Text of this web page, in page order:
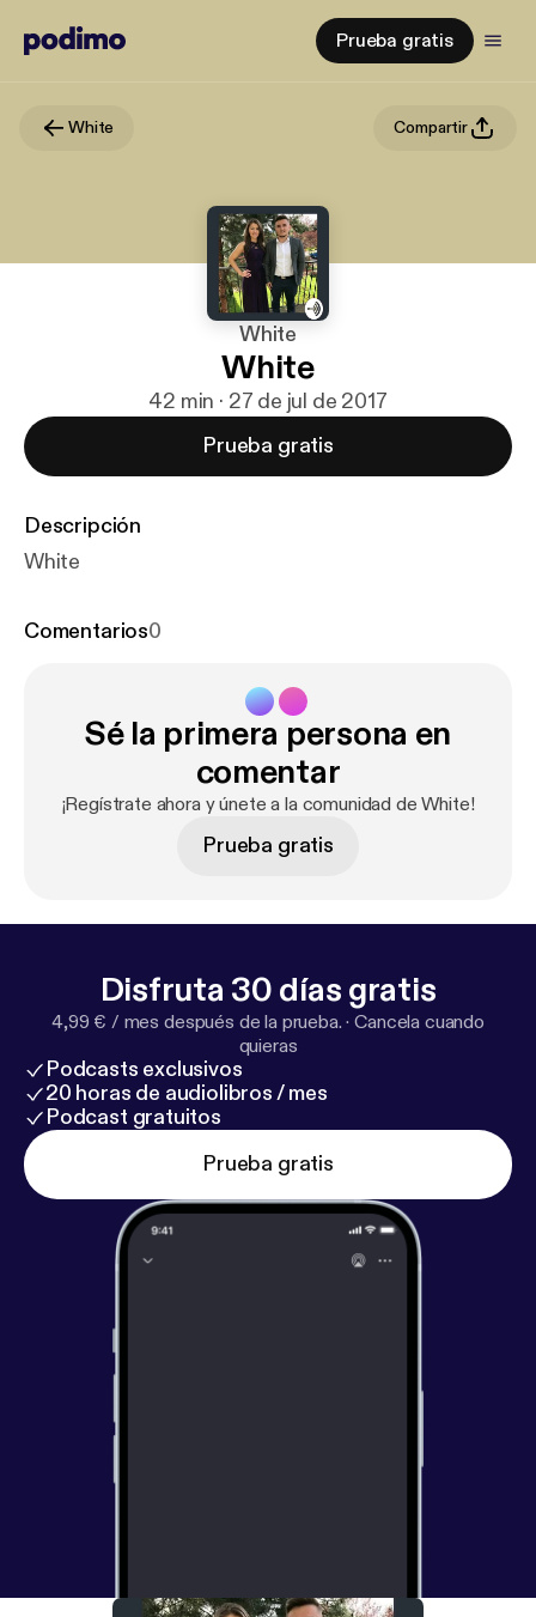
Prueba gratis
White Compartir
White
White
42 min · 27 de jul de 2017
Prueba gratis
Descripción
White
Comentarios0
Sé la primera persona en
comentar
¡Regístrate ahora y únete a la comunidad de White!
Prueba gratis
Disfruta 30 días gratis
4,99 € / mes después de la prueba. ·Cancela cuando
quieras
Podcasts exclusivos
20 horas de audiolibros / mes
Podcast gratuitos
Prueba gratis